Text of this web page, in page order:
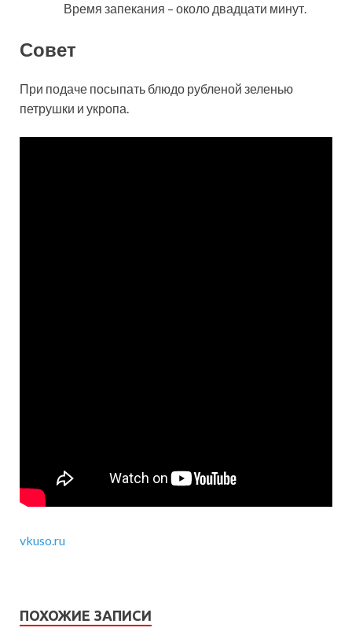
Время запекания – около двадцати минут.
Совет
При подаче посыпать блюдо рубленой зеленью
петрушки и укропа.
vkuso.ru
ПОХОЖИЕ ЗАПИСИ